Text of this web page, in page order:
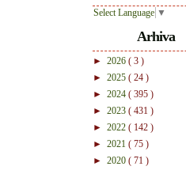
Select Language ▼
Arhiva
► 2026 ( 3 )
► 2025 ( 24 )
► 2024 ( 395 )
► 2023 ( 431 )
► 2022 ( 142 )
► 2021 ( 75 )
► 2020 ( 71 )